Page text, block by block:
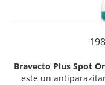
Antiparazitare interne
Suplimente nutritive,
Antiparazitare interne
Suplimente nutritive,
Bravecto Plus Spot
este un